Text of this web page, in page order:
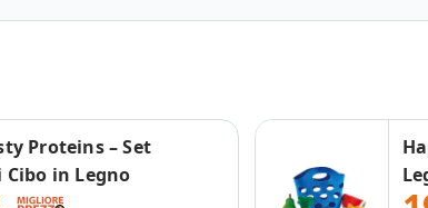
Proteins – Set
in Legno